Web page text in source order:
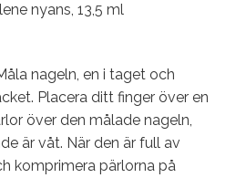
nyans, 13,5 ml
nageln, en i taget och
Placera ditt finger över en
över den målade nageln,
är våt. När den är full av
komprimera pärlorna på